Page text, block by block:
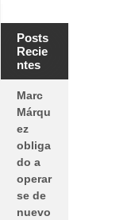
Posts
Recie
ntes
Marc
Márqu
ez
obliga
do a
operar
se de
nuevo